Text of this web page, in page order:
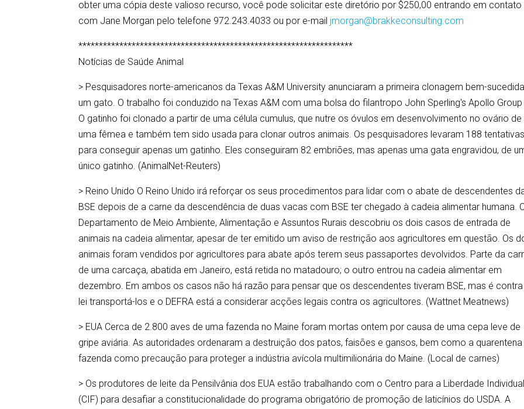
obter uma cópia deste valioso recurso, você pode solicitar este diretório por $250,00 entrando em contato
com Jane Morgan pelo telefone 972.243.4033 ou por e-mail jmorgan@brakkeconsulting.com
*******************************************************************
Notícias de Saúde Animal
> Pesquisadores norte-americanos da Texas A&M University anunciaram a primeira clonagem bem-
um gato. O trabalho foi conduzido na Texas A&M com uma bolsa do filantropo John Sperling's Apollo Group
O gatinho foi clonado a partir de uma célula cumulus, que nutre os óvulos em desenvolvimento no ovário de
uma fêmea e também tem sido usada para clonar outros animais. Os pesquisadores levaram 188 tentativas
para conseguir apenas um gatinho. Eles conseguiram 82 embriões, mas apenas uma gata engravidou, de
único gatinho. (AnimalNet-Reuters)
> Reino Unido O Reino Unido irá reforçar os seus procedimentos para lidar com o abate de descendentes
BSE depois de a carne da descendência de duas vacas com BSE ter chegado à cadeia alimentar humana.
Departamento de Meio Ambiente, Alimentação e Assuntos Rurais descobriu os dois casos de entrada de
animais na cadeia alimentar, apesar de ter emitido um aviso de restrição aos agricultores em questão. Os
animais foram vendidos por agricultores para abate após terem seus passaportes devolvidos. Parte da
de uma carcaça, abatida em Janeiro, está retida no matadouro; o outro entrou na cadeia alimentar em
dezembro. Em ambos os casos não há razão para pensar que os descendentes tiveram BSE, mas é
lei transportá-los e o DEFRA está a considerar acções legais contra os agricultores. (Wattnet Meatnews)
> EUA Cerca de 2.800 aves de uma fazenda no Maine foram mortas ontem por causa de uma cepa leve de
gripe aviária. As autoridades ordenaram a destruição dos patos, faisões e gansos, bem como a
fazenda como precaução para proteger a indústria avícola multimilionária do Maine. (Local de carnes)
> Os produtores de leite da Pensilvânia dos EUA estão trabalhando com o Centro para a Liberdade Individual
(CIF) para desafiar a constitucionalidade do programa obrigatório de promoção de laticínios do USDA. A